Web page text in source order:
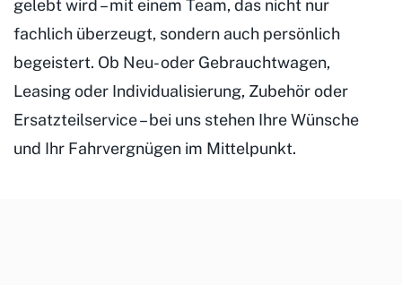
gelebt wird – mit einem Team, das nicht nur
fachlich überzeugt, sondern auch persönlich
begeistert. Ob Neu- oder Gebrauchtwagen,
Leasing oder Individualisierung, Zubehör oder
Ersatzteilservice – bei uns stehen Ihre Wünsche
und Ihr Fahrvergnügen im Mittelpunkt.